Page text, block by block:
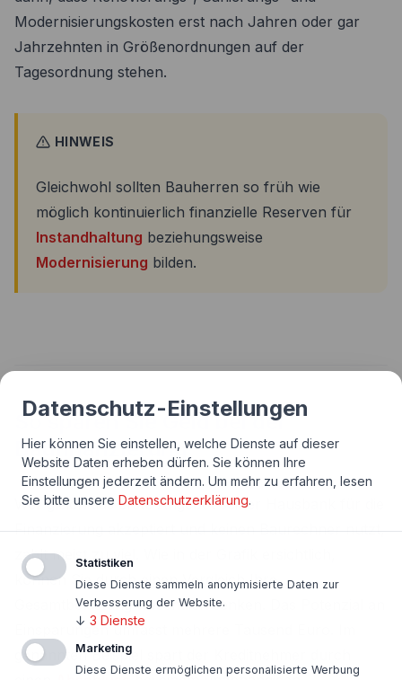
Modernisierungskosten erst nach Jahren oder gar
Jahrzehnten in Größenordnungen auf der
Tagesordnung stehen.
HINWEIS
Gleichwohl sollten Bauherren so früh wie
möglich kontinuierlich finanzielle Reserven für
Instandhaltung beziehungsweise
Modernisierung bilden.
So sparen Sie Geld bei der
Baufinanzierung
Wer gleich das erste Angebot seiner Hausbank für die
Finanzierung akzeptiert und keinen Baurechner nutzt,
zahlt meist zu viel. Wie in der Grafik ersichtlich,
können Sie durch einen Vergleich Ihre
Gesamtbelastung wesentlich senken. Das Potenzial an
Einsparungen umfasst mehrere Tausend Euro. Im
genannten Beispiel spart der Kreditnehmer durch
Datenschutz-Einstellungen
Hier können Sie einstellen, welche Dienste auf dieser
Website Daten erheben dürfen. Sie können Ihre
Einstellungen jederzeit ändern. Um mehr zu erfahren, lesen
Sie bitte unsere Datenschutzerklärung.
Statistiken
Diese Dienste sammeln anonymisierte Daten zur
Verbesserung der Website.
↓ 3 Dienste
Marketing
Diese Dienste ermöglichen personalisierte Werbung